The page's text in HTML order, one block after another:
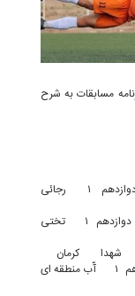
مسابقات به شرح
۱
رجائی
دوازدهم ۱
تختی
شهدا
کرمان
۱
آّب منطقه ای